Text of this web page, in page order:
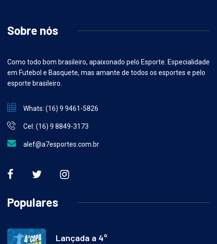
Sobre nós
Como todo bom brasileiro, apaixonado pelo Esporte. Especialidade
em Futebol e Basquete, mas amante de todos os esportes e pelo
esporte brasileiro.
Whats: (16) 9 9461-5826
Cel: (16) 9 8849-3173
alef@a7esportes.com.br
Populares
Lançada a 4°